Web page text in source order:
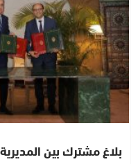
بلاغ مشترك بين